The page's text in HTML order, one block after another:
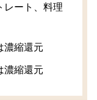
レート、料理
濃縮還元
濃縮還元